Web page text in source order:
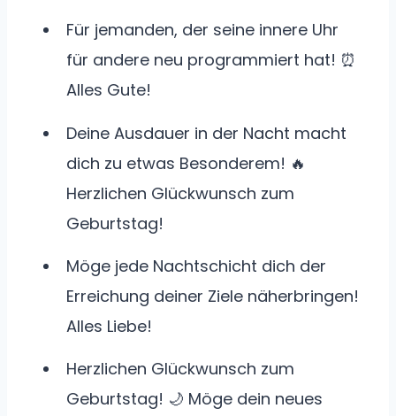
Für jemanden, der seine innere Uhr
für andere neu programmiert hat! ⏰
Alles Gute!
Deine Ausdauer in der Nacht macht
dich zu etwas Besonderem! 🔥
Herzlichen Glückwunsch zum
Geburtstag!
Möge jede Nachtschicht dich der
Erreichung deiner Ziele näherbringen!
Alles Liebe!
Herzlichen Glückwunsch zum
Geburtstag! 🌙 Möge dein neues